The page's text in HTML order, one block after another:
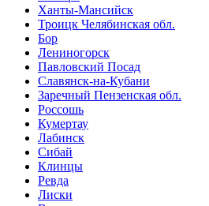
Ханты-Мансийск
Троицк Челябинская обл.
Бор
Лениногорск
Павловский Посад
Славянск-на-Кубани
Заречный Пензенская обл.
Россошь
Кумертау
Лабинск
Сибай
Клинцы
Ревда
Лиски